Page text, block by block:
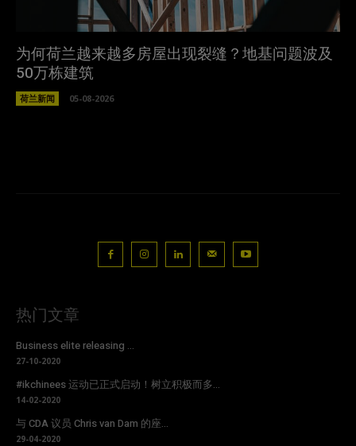
为何荷兰越来越多房屋出现裂缝？地基问题波及
50万栋建筑
荷兰新闻 05-08-2026
热门文章
Business elite releasing ...
27-10-2020
#ikchinees 运动已正式启动！树立积极而多...
14-02-2020
与 CDA 议员 Chris van Dam 的座...
29-04-2020